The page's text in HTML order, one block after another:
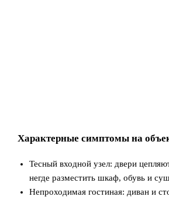
Характерные симптомы на
Тесный входной узел: двери
негде разместить шкаф, обувь и
Непроходимая гостиная: диван и